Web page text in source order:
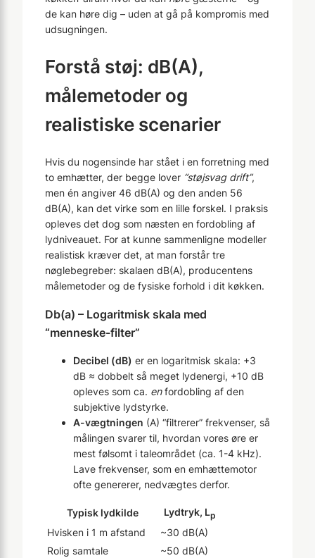
de kan høre dig – uden at gå på kompromis med
udsugningen.
Forstå støj: dB(A),
målemetoder og
realistiske scenarier
Hvis du nogensinde har stået i en forretning med
to emhætter, der begge lover “støjsvag drift”,
men én angiver 46 dB(A) og den anden 56
dB(A), kan det virke som en lille forskel. I praksis
opleves det dog som næsten en fordobling af
lydniveauet. For at kunne sammenligne modeller
realistisk kræver det, at man forstår tre
nøglebegreber: skalaen dB(A), producentens
målemetoder og de fysiske forhold i dit køkken.
Db(a) – Logaritmisk skala med
“menneske-filter”
Decibel (dB) er en logaritmisk skala: +3
dB ≈ dobbelt så meget lydenergi, +10 dB
opleves som ca. enfordobling af den
subjektive lydstyrke.
A-vægtningen (A) “filtrerer” frekvenser, så
målingen svarer til, hvordan vores øre er
mest følsomt i taleområdet (ca. 1-4 kHz).
Lave frekvenser, som en emhættemotor
ofte genererer, nedvægt­es derfor.
Typisk lydkilde Lydtryk, Lp
Hvisken i 1 m afstand
~30 dB(A)
Rolig samtale
~50 dB(A)